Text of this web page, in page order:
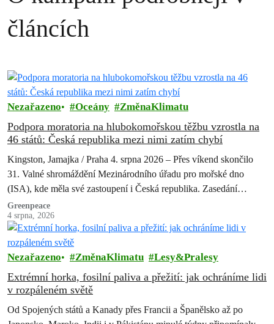
článcích
Nezařazeno Oceány ZměnaKlimatu
Podpora moratoria na hlubokomořskou těžbu vzrostla na
46 států: Česká republika mezi nimi zatím chybí
Kingston, Jamajka / Praha 4. srpna 2026 – Přes víkend skončilo
31. Valné shromáždění Mezinárodního úřadu pro mořské dno
(ISA), kde měla své zastoupení i Česká republika. Zasedání
skončilo zklamáním,…
Greenpeace
4 srpna, 2026
Nezařazeno ZměnaKlimatu Lesy&Pralesy
Extrémní horka, fosilní paliva a přežití: jak ochráníme lidi
v rozpáleném světě
Od Spojených států a Kanady přes Francii a Španělsko až po